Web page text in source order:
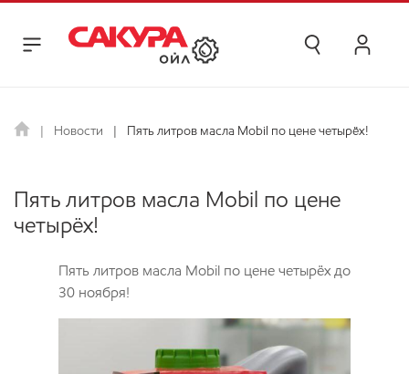
Новости Пять литров масла Mobil по цене четырёх!
Пять литров масла Mobil по цене
четырёх!
Пять литров масла Mobil по цене четырёх до
30 ноября!